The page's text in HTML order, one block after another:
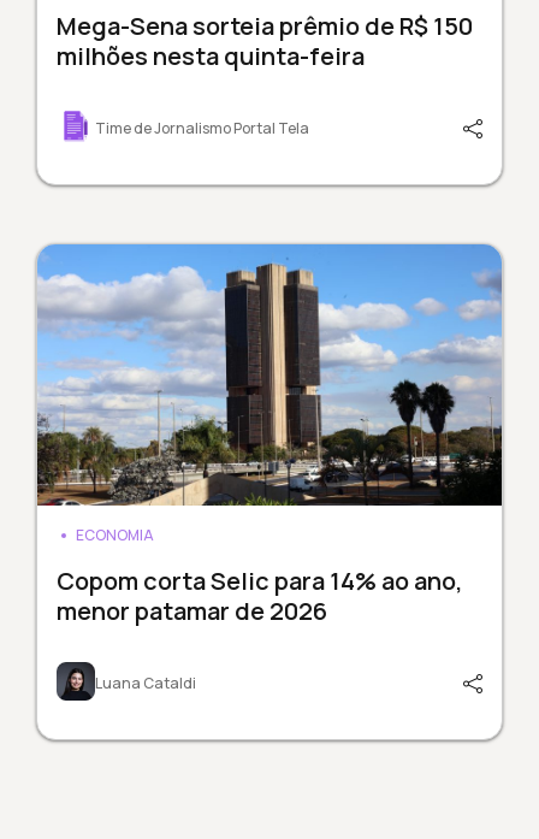
Mega-Sena sorteia prêmio de R$ 150
milhões nesta quinta-feira
Time de Jornalismo Portal Tela
ECONOMIA
Copom corta Selic para 14% ao ano,
menor patamar de 2026
Luana Cataldi